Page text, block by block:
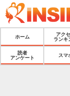
ホーム
アク
ランキ
読者
アンケート
スマ